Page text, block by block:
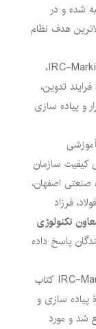
شده و در
هدف نظام
IRC-،
تدوین،
و پیاده سازی
کیفیت سازمان
صنعتی اصفهان،
فرزاد
تکنولوژی
پاسخ داده
IRC- کتاب
پیاده سازی و
شد و مورد